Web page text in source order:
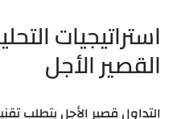
استراتيجيات
القصير الأجل
التداول قصير الأجل يتطلب